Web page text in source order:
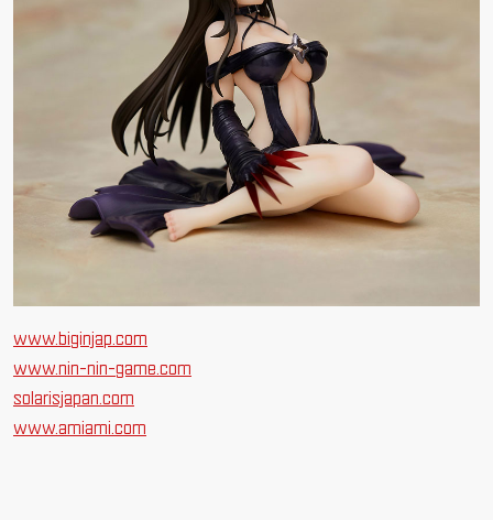
www.biginjap.com
www.nin-nin-game.com
solarisjapan.com
www.amiami.com